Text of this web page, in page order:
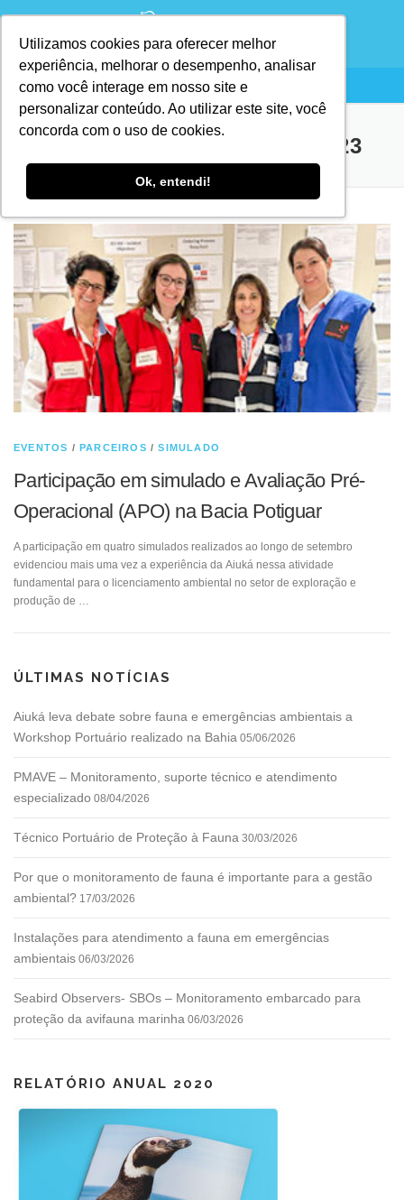
Utilizamos cookies para oferecer melhor
experiência, melhorar o desempenho, analisar
como você interage em nosso site e
personalizar conteúdo. Ao utilizar este site, você
concorda com o uso de cookies.
Ok, entendi!
21 DE SETEMBRO DE 2023
EVENTOS /PARCEIROS /SIMULADO
Participação em simulado e Avaliação Pré-
Operacional (APO) na Bacia Potiguar
A participação em quatro simulados realizados ao longo de setembro
evidenciou mais uma vez a experiência da Aiuká nessa atividade
fundamental para o licenciamento ambiental no setor de exploração e
produção de …
ÚLTIMAS NOTÍCIAS
Aiuká leva debate sobre fauna e emergências ambientais a
Workshop Portuário realizado na Bahia 05/06/2026
PMAVE – Monitoramento, suporte técnico e atendimento
especializado 08/04/2026
Técnico Portuário de Proteção à Fauna 30/03/2026
Por que o monitoramento de fauna é importante para a gestão
ambiental? 17/03/2026
Instalações para atendimento a fauna em emergências
ambientais 06/03/2026
Seabird Observers- SBOs – Monitoramento embarcado para
proteção da avifauna marinha 06/03/2026
RELATÓRIO ANUAL 2020